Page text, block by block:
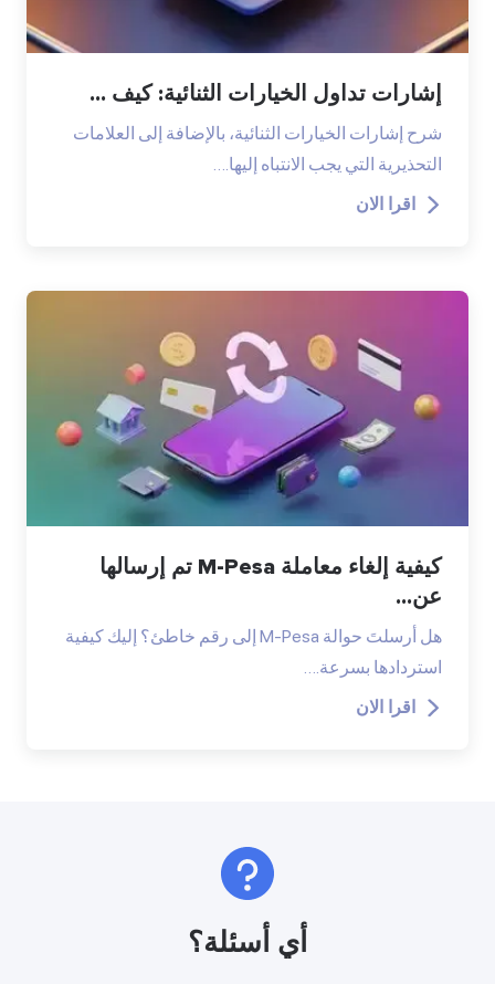
إشارات تداول الخيارات الثنائية: كيف ...
شرح إشارات الخيارات الثنائية، بالإضافة إلى العلامات
التحذيرية التي يجب الانتباه إليها.…
اقرا الان
كيفية إلغاء معاملة M-Pesa تم إرسالها
عن...
هل أرسلتَ حوالة M-Pesa إلى رقم خاطئ؟ إليك كيفية
استردادها بسرعة.…
اقرا الان
أي أسئلة؟